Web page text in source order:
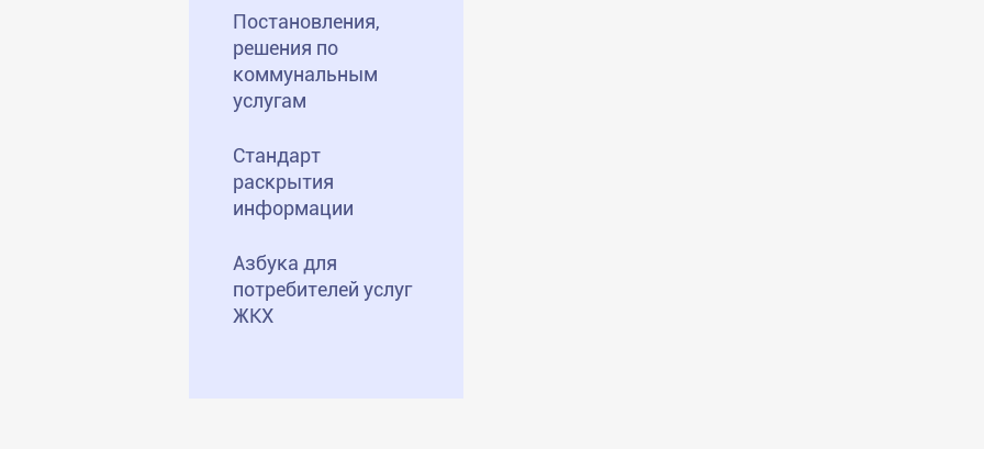
Постановления,
решения по
коммунальным
услугам
Стандарт
раскрытия
информации
Азбука для
потребителей услуг
ЖКХ